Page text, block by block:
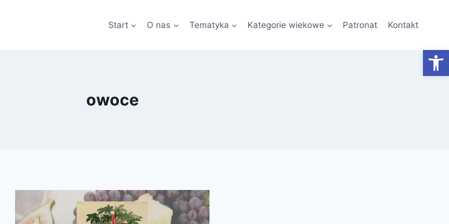
Start O nas Tematyka Kategorie wiekowe Patronat Kontakt
owoce